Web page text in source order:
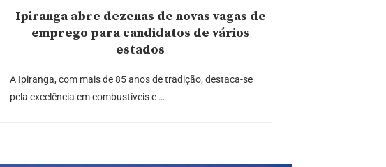
Ipiranga abre dezenas de novas vagas de
emprego para candidatos de vários
estados
A Ipiranga, com mais de 85 anos de tradição, destaca-se
pela excelência em combustíveis e …